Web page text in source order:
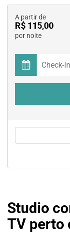
Studio
TV perto
A partir de
R$ 115,00
por noite